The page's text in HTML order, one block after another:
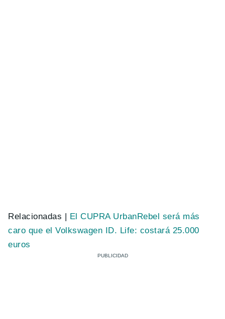
Relacionadas | El CUPRA UrbanRebel será más
caro que el Volkswagen ID. Life: costará 25.000
euros